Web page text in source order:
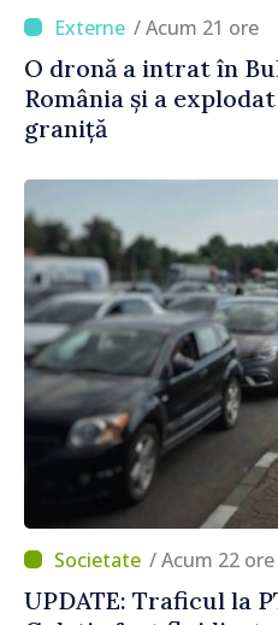
/ Acum 21 ore
O dronă a intrat în
România și a
graniță
/ Acum 22 ore
UPDATE: Traficul la